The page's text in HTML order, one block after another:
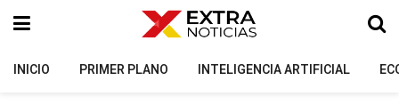
INICIO PRIMER PLANO INTELIGENCIA ARTIFICIAL